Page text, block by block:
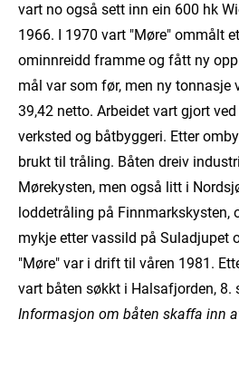
vart no også sett inn ein 600 hk
1966. I 1970 vart "Møre" ommålt
ominnreidd framme og fått ny
mål var som før, men ny tonnasje
39,42 netto. Arbeidet vart gjort
verksted og båtbyggeri. Etter
brukt til tråling. Båten dreiv
Mørekysten, men også litt i
loddetråling på Finnmarkskysten,
mykje etter vassild på Suladjupet
"Møre" var i drift til våren 1981.
vart båten søkkt i Halsafjorden, 8.
Informasjon om båten skaffa inn